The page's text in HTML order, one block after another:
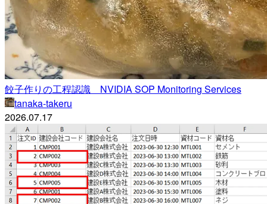
餃子作りの工程認識 NVIDIA SOP Monitoring Services
tanaka-takeru
2026.07.17